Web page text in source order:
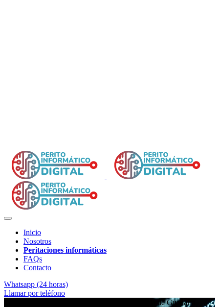
Inicio
Nosotros
Peritaciones informáticas
FAQs
Contacto
Whatsapp (24 horas)
Llamar por teléfono
Alcalá de Guadaíra